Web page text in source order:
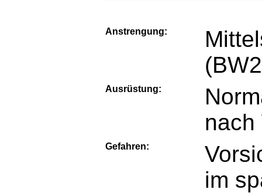
Anstrengung:
Ausrüstung:
nach
Gefahren:
im